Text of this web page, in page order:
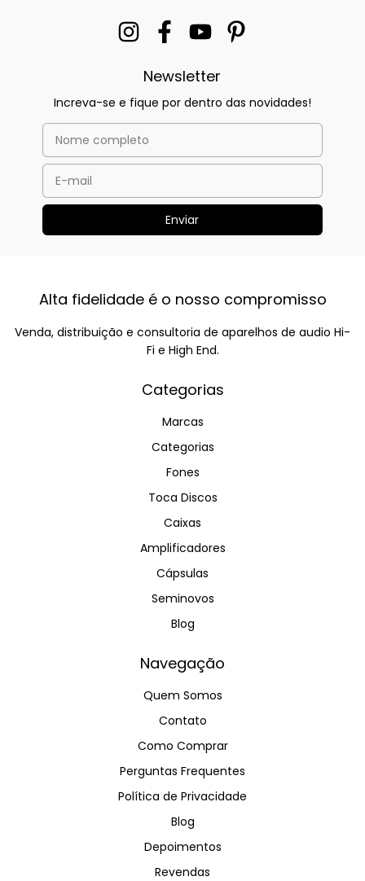
Newsletter
Increva-se e fique por dentro das novidades!
Alta fidelidade é o nosso compromisso
Venda, distribuição e consultoria de aparelhos de audio Hi-
Fi e High End.
Categorias
Marcas
Categorias
Fones
Toca Discos
Caixas
Amplificadores
Cápsulas
Seminovos
Blog
Navegação
Quem Somos
Contato
Como Comprar
Perguntas Frequentes
Política de Privacidade
Blog
Depoimentos
Revendas